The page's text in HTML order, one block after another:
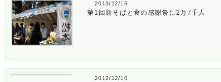
2013/12/16
第1回新そばと食の感謝祭に2万7千人
2012/12/10